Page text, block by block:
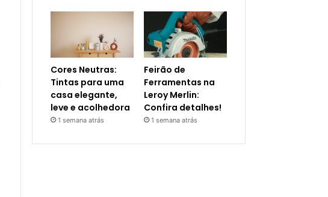
Cores Neutras:
Tintas para uma
casa elegante,
leve e acolhedora
1 semana atrás
Feirão de
Ferramentas na
Leroy Merlin:
Confira detalhes!
1 semana atrás